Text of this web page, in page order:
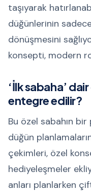
taşıyarak
düğünlerinin
dönüşmesini
konsepti, modern
‘İlk sabaha’
entegre edilir?
Bu özel sabahın
düğün
çekimleri, özel
hediyeleşmeler
anları planlarken